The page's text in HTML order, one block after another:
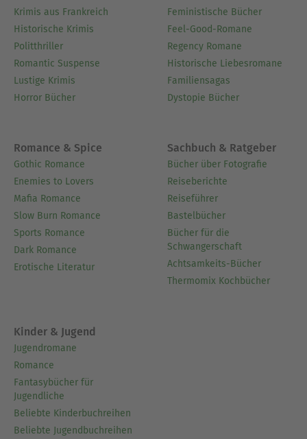
Krimis aus Frankreich
Historische Krimis
Politthriller
Romantic Suspense
Lustige Krimis
Horror Bücher
Feministische Bücher
Feel-Good-Romane
Regency Romane
Historische Liebesromane
Familiensagas
Dystopie Bücher
Romance & Spice
Gothic Romance
Enemies to Lovers
Mafia Romance
Slow Burn Romance
Sports Romance
Dark Romance
Erotische Literatur
Sachbuch & Ratgeber
Bücher über Fotografie
Reiseberichte
Reiseführer
Bastelbücher
Bücher für die
Schwangerschaft
Achtsamkeits-Bücher
Thermomix Kochbücher
Kinder & Jugend
Jugendromane
Romance
Fantasybücher für
Jugendliche
Beliebte Kinderbuchreihen
Beliebte Jugendbuchreihen